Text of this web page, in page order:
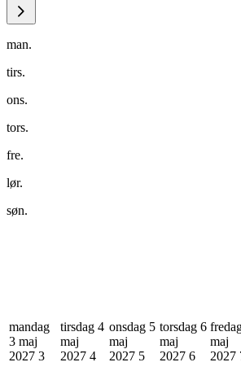
man.
tirs.
ons.
tors.
fre.
lør.
søn.
mandag
3 maj
2027 3
tirsdag 4
maj
2027 4
onsdag 5
maj
2027 5
torsdag 6
maj
2027 6
maj
2027